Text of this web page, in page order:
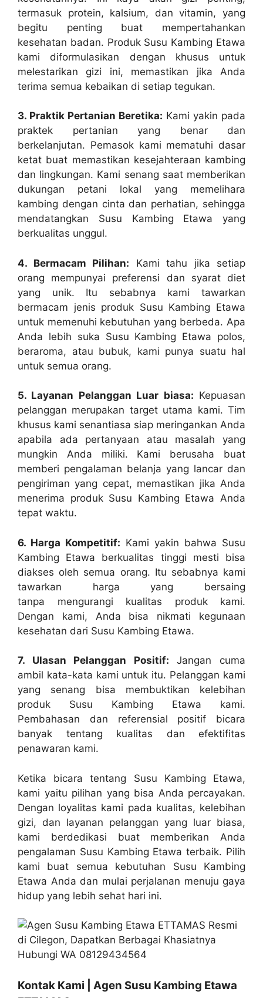
termasuk protein, kalsium, dan vitamin, yang
begitu penting buat mempertahankan
kesehatan badan. Produk Susu Kambing Etawa
kami diformulasikan dengan khusus untuk
melestarikan gizi ini, memastikan jika Anda
terima semua kebaikan di setiap tegukan.
3. Praktik Pertanian Beretika: Kami yakin pada
praktek pertanian yang benar dan
berkelanjutan. Pemasok kami mematuhi dasar
ketat buat memastikan kesejahteraan kambing
dan lingkungan. Kami senang saat memberikan
dukungan petani lokal yang memelihara
kambing dengan cinta dan perhatian, sehingga
mendatangkan Susu Kambing Etawa yang
berkualitas unggul.
4. Bermacam Pilihan: Kami tahu jika setiap
orang mempunyai preferensi dan syarat diet
yang unik. Itu sebabnya kami tawarkan
bermacam jenis produk Susu Kambing Etawa
untuk memenuhi kebutuhan yang berbeda. Apa
Anda lebih suka Susu Kambing Etawa polos,
beraroma, atau bubuk, kami punya suatu hal
untuk semua orang.
5. Layanan Pelanggan Luar biasa: Kepuasan
pelanggan merupakan target utama kami. Tim
khusus kami senantiasa siap meringankan Anda
apabila ada pertanyaan atau masalah yang
mungkin Anda miliki. Kami berusaha buat
memberi pengalaman belanja yang lancar dan
pengiriman yang cepat, memastikan jika Anda
menerima produk Susu Kambing Etawa Anda
tepat waktu.
6. Harga Kompetitif: Kami yakin bahwa Susu
Kambing Etawa berkualitas tinggi mesti bisa
diakses oleh semua orang. Itu sebabnya kami
tawarkan harga yang bersaing
tanpa mengurangi kualitas produk kami.
Dengan kami, Anda bisa nikmati kegunaan
kesehatan dari Susu Kambing Etawa.
7. Ulasan Pelanggan Positif: Jangan cuma
ambil kata-kata kami untuk itu. Pelanggan kami
yang senang bisa membuktikan kelebihan
produk Susu Kambing Etawa kami.
Pembahasan dan referensial positif bicara
banyak tentang kualitas dan efektifitas
penawaran kami.
Ketika bicara tentang Susu Kambing Etawa,
kami yaitu pilihan yang bisa Anda percayakan.
Dengan loyalitas kami pada kualitas, kelebihan
gizi, dan layanan pelanggan yang luar biasa,
kami berdedikasi buat memberikan Anda
pengalaman Susu Kambing Etawa terbaik. Pilih
kami buat semua kebutuhan Susu Kambing
Etawa Anda dan mulai perjalanan menuju gaya
hidup yang lebih sehat hari ini.
Kontak Kami | Agen Susu Kambing Etawa